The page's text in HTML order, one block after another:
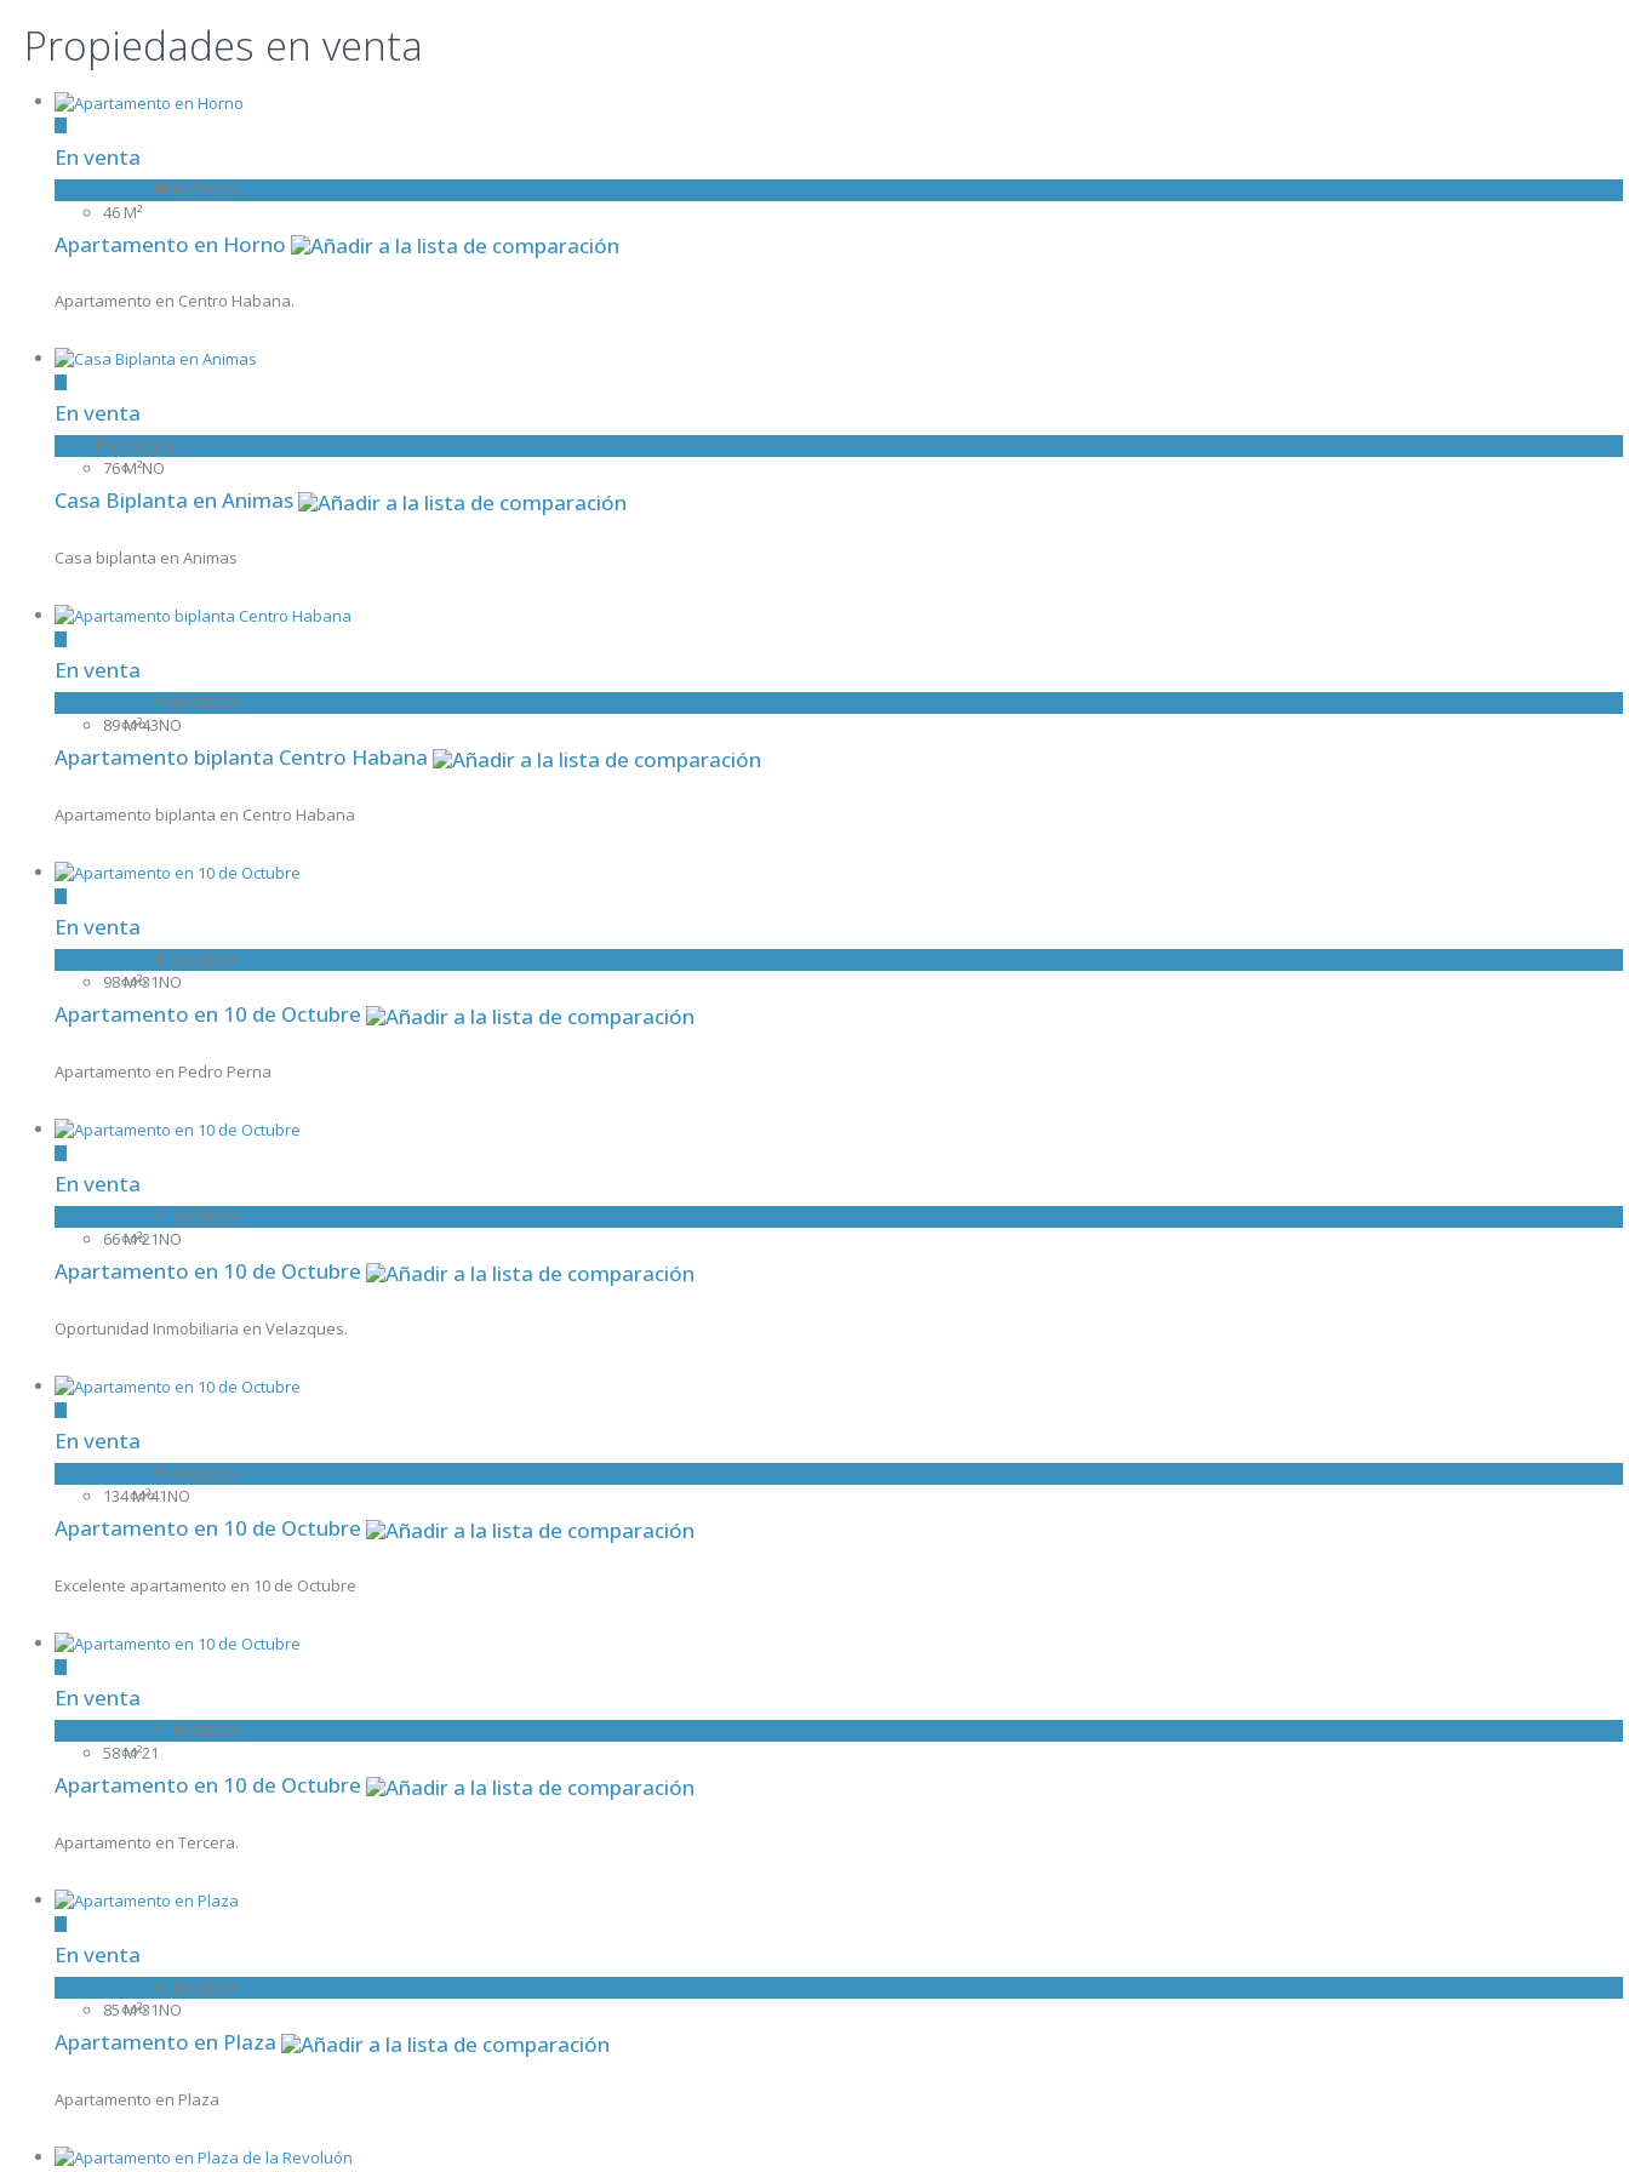
Propiedades en venta
En venta
₱ 16 000,00
46 M²
Apartamento en Horno
Apartamento en Centro Habana.
En venta
₱ 65 000,00
76 M²NO
Casa Biplanta en Animas
Casa biplanta en Animas
En venta
₱ 35 000,00
89 M²43NO
Apartamento biplanta Centro Habana
Apartamento biplanta en Centro Habana
En venta
₱ 20 000,00
98 M²31NO
Apartamento en 10 de Octubre
Apartamento en Pedro Perna
En venta
₱ 13 000,00
66 M²21NO
Apartamento en 10 de Octubre
Oportunidad Inmobiliaria en Velazques.
En venta
₱ 35 000,00
134 M²41NO
Apartamento en 10 de Octubre
Excelente apartamento en 10 de Octubre
En venta
₱ 10 000,00
58 M²21
Apartamento en 10 de Octubre
Apartamento en Tercera.
En venta
₱ 18 000,00
85 M²31NO
Apartamento en Plaza
Apartamento en Plaza